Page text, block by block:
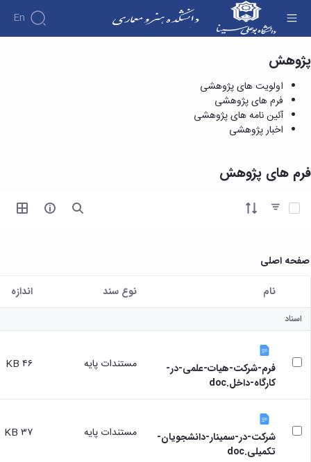
En
فرم های پژوهشی - دانشکده هنر و معماری
پژوهش
اولویت های پژوهشی
فرم های پژوهشی
آئین نامه های پژوهشی
اخبار پژوهشی
فرم های پژوهش
آیتم ها را انتخاب کنید
صفحه اصلی
کاربر انتخاب شده
نام نوع سند اندازه
اسناد
فرم-شرکت-هیات-علمی-در-
کارگاه-داخل.doc
مستندات پایه ۴۶ KB
شرکت-در-سمینار-دانشجویان-
تکمیلی.doc
مستندات پایه ۳۷ KB